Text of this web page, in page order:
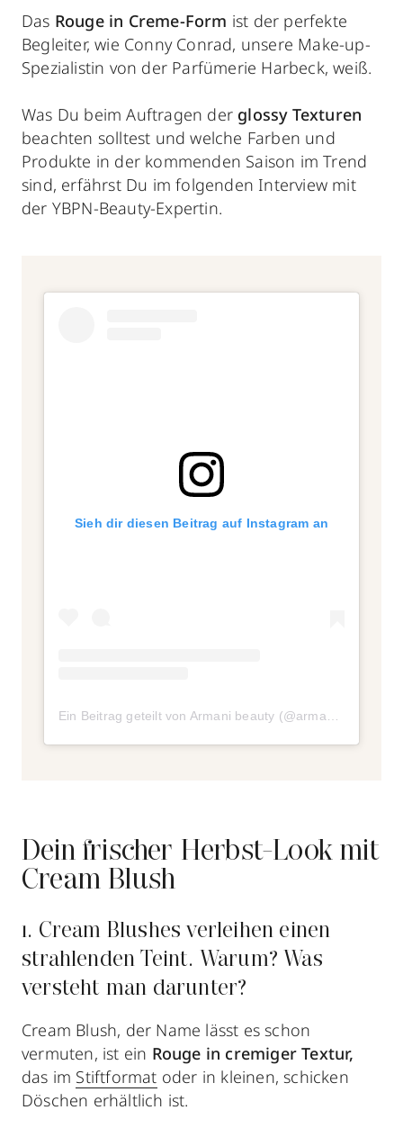
Das Rouge in Creme-Form ist der perfekte
Begleiter, wie Conny Conrad, unsere Make-up-
Spezialistin von der Parfümerie Harbeck, weiß.
Was Du beim Auftragen der glossy Texturen
beachten solltest und welche Farben und
Produkte in der kommenden Saison im Trend
sind, erfährst Du im folgenden Interview mit
der YBPN-Beauty-Expertin.
Sieh dir diesen Beitrag auf Instagram an
Dein frischer Herbst-Look mit
Cream Blush
1. Cream Blushes verleihen einen
strahlenden Teint. Warum? Was
versteht man darunter?
Cream Blush, der Name lässt es schon
vermuten, ist ein Rouge in cremiger Textur,
das im Stiftformat oder in kleinen, schicken
Döschen erhältlich ist.